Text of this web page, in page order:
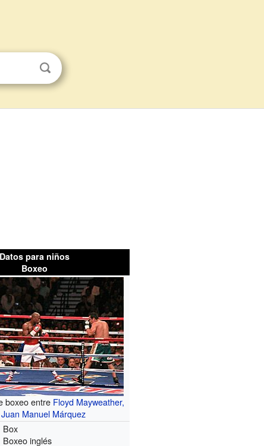
Datos para niños
Boxeo
boxeo entre Floyd Mayweather,
Juan Manuel Márquez
Box
Boxeo inglés